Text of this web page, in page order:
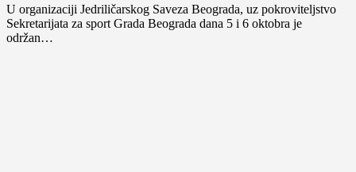
U organizaciji Jedriličarskog Saveza Beograda, uz pokroviteljstvo
Sekretarijata za sport Grada Beograda dana 5 i 6 oktobra je
održan…